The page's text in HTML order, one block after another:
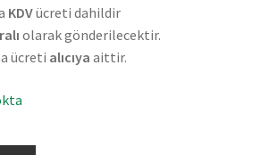
KDVücreti dahildir
olarak gönderilecektir.
ücreti alıcıya aittir.